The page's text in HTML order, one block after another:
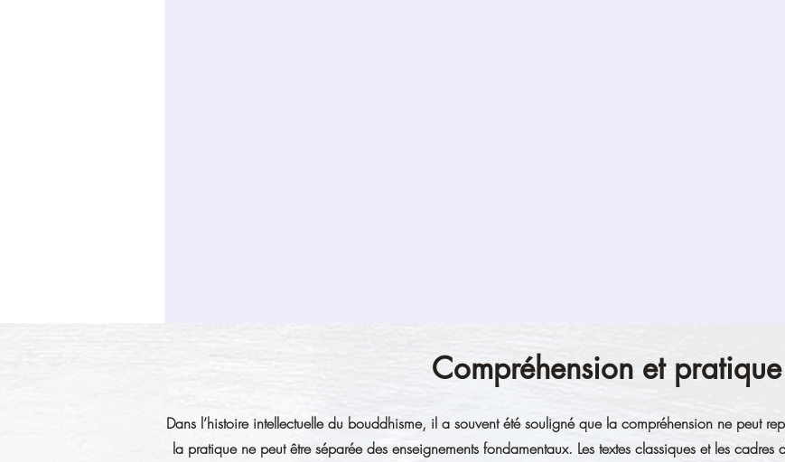
Compréhension et pratique
Dans l’histoire intellectuelle du bouddhisme, il a souvent été souligné que la compréhension ne peut
la pratique ne peut être séparée des enseignements fondamentaux. Les textes classiques et les